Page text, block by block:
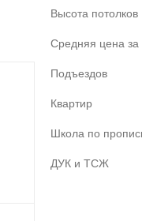
Высота потолков
Средняя цена за
Подъездов
Квартир
Школа по
ДУК и ТСЖ